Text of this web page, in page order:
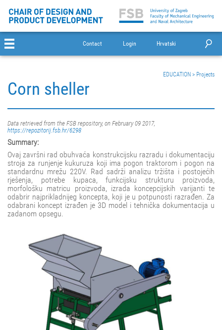
Contact Login Hrvatski
EDUCATION > Projects
Corn sheller
Data retrieved from the FSB repository, on February 09 2017,
https://repozitorij.fsb.hr/6298
Summary:
Ovaj završni rad obuhvaća konstrukcijsku razradu i dokumentaciju
stroja za runjenje kukuruza koji ima pogon traktorom i pogon na
standardnu mrežu 220V. Rad sadrži analizu tržišta i postojećih
rješenja, potrebe kupaca, funkcijsku strukturu proizvoda,
morfološku matricu proizvoda, izrada koncepcijskih varijanti te
odabrir najprikladnijeg koncepta, koji je u potpunosti razrađen. Za
odabrani koncept izrađen je 3D model i tehnička dokumentacija u
zadanom opsegu.